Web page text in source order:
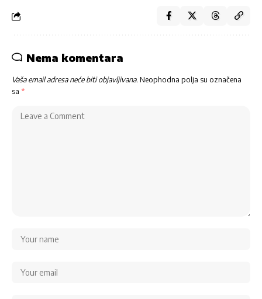
Nema komentara
Vaša email adresa neće biti objavljivana.Neophodna polja su označena
sa *